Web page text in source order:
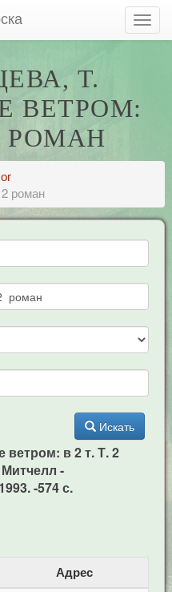
Т.
ВЕТРОМ:
РОМАН
роман
Искать
ветром: в 2 т. Т. 2
-
-574 с.
Адрес